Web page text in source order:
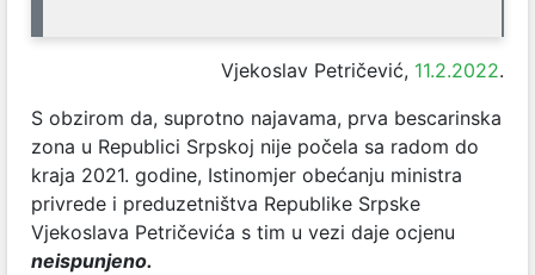
Vjekoslav Petričević, 11.2.2022.
S obzirom da, suprotno najavama, prva bescarinska
zona u Republici Srpskoj nije počela sa radom do
kraja 2021. godine, Istinomjer obećanju ministra
privrede i preduzetništva Republike Srpske
Vjekoslava Petričevića s tim u vezi daje ocjenu
neispunjeno.